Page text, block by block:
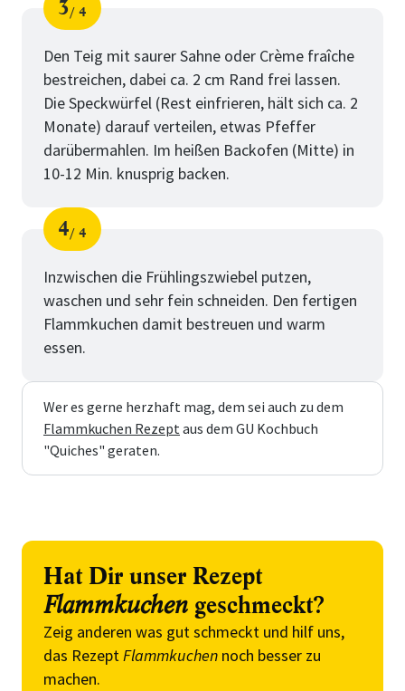
Schritt
3
von
4
Den Teig mit saurer Sahne oder Crème fraîche
bestreichen, dabei ca. 2 cm Rand frei lassen.
Die Speckwürfel (Rest einfrieren, hält sich ca. 2
Monate) darauf verteilen, etwas Pfeffer
darübermahlen. Im heißen Backofen (Mitte) in
10-12 Min. knusprig backen.
Schritt
4
von
4
Inzwischen die Frühlingszwiebel putzen,
waschen und sehr fein schneiden. Den fertigen
Flammkuchen damit bestreuen und warm
essen.
Wer es gerne herzhaft mag, dem sei auch zu dem
Flammkuchen Rezeptaus dem GU Kochbuch
"Quiches" geraten.
Hat Dir unser Rezept
Flammkuchen geschmeckt?
Zeig anderen was gut schmeckt und hilf uns,
das RezeptFlammkuchen noch besser zu
machen.